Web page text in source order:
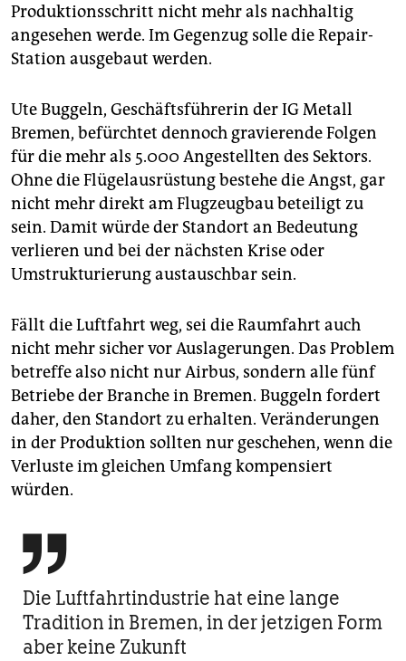
Produktionsschritt nicht mehr als nachhaltig
angesehen werde. Im Gegenzug solle die Repair-
Station ausgebaut werden.
Ute Buggeln, Geschäftsführerin der IG Metall
Bremen, befürchtet dennoch gravierende Folgen
für die mehr als 5.000 Angestellten des Sektors.
Ohne die Flügelausrüstung bestehe die Angst, gar
nicht mehr direkt am Flugzeugbau beteiligt zu
sein. Damit würde der Standort an Bedeutung
verlieren und bei der nächsten Krise oder
Umstrukturierung austauschbar sein.
Fällt die Luftfahrt weg, sei die Raumfahrt auch
nicht mehr sicher vor Auslagerungen. Das Problem
betreffe also nicht nur Airbus, sondern alle fünf
Betriebe der Branche in Bremen. Buggeln fordert
daher, den Standort zu erhalten. Veränderungen
in der Produktion sollten nur geschehen, wenn die
Verluste im gleichen Umfang kompensiert
würden.

Die Luftfahrt­industrie hat eine lange
Tradition in Bremen, in der jetzigen Form
aber keine Zukunft